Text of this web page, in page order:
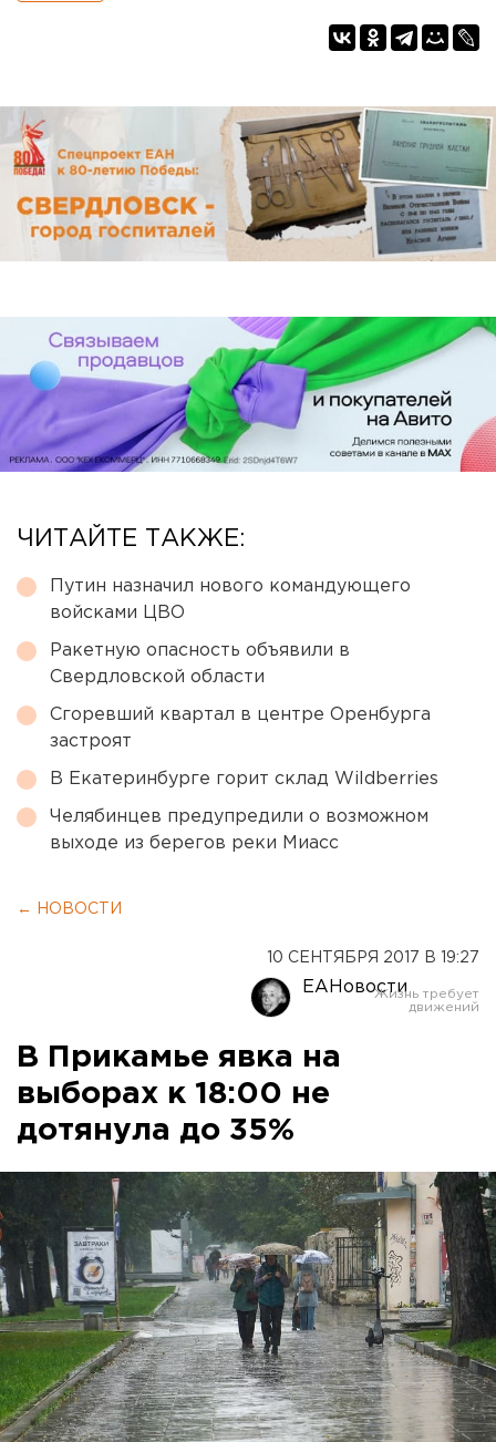
ЧИТАЙТЕ ТАКЖЕ:
Путин назначил нового командующего
войсками ЦВО
Ракетную опасность объявили в
Свердловской области
Сгоревший квартал в центре Оренбурга
застроят
В Екатеринбурге горит склад Wildberries
Челябинцев предупредили о возможном
выходе из берегов реки Миасс
← НОВОСТИ
10 СЕНТЯБРЯ 2017 В 19:27
ЕАНовости
В Прикамье явка на
выборах к 18:00 не
дотянула до 35%